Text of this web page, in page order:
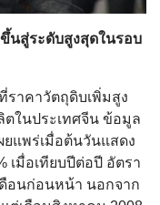
ขึ้นสู่ระดับสูงสุดในรอบ
ราคาวัตถุดิบเพิ่มสูง
ในประเทศจีน ข้อมูล
ยแพร่เมื่อต้นวันแสดง
เมื่อเทียบปีต่อปี อัตรา
ดือนก่อนหน้า นอกจาก